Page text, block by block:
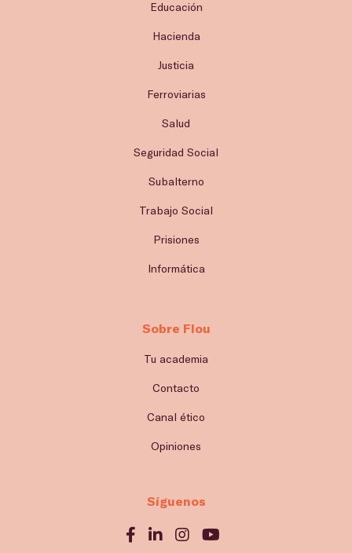
Educación
Hacienda
Justicia
Ferroviarias
Salud
Seguridad Social
Subalterno
Trabajo Social
Prisiones
Informática
Sobre Flou
Tu academia
Contacto
Canal ético
Opiniones
Síguenos